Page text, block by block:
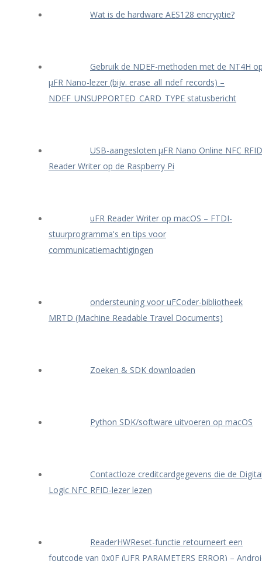
Wat is de hardware AES128 encryptie?
Gebruik de NDEF-methoden met de NT4H
μFR Nano-lezer (bijv. erase_all_ndef_records) –
NDEF_UNSUPPORTED_CARD_TYPE statusbericht
USB-aangesloten μFR Nano Online NFC RFID
Reader Writer op de Raspberry Pi
uFR Reader Writer op macOS – FTDI-
stuurprogramma's en tips voor
communicatiemachtigingen
ondersteuning voor uFCoder-bibliotheek
MRTD (Machine Readable Travel Documents)
Zoeken & SDK downloaden
Python SDK/software uitvoeren op macOS
Contactloze creditcardgegevens die de
Logic NFC RFID-lezer lezen
ReaderHWReset-functie retourneert een
foutcode van 0x0F (UFR PARAMETERS ERROR) –